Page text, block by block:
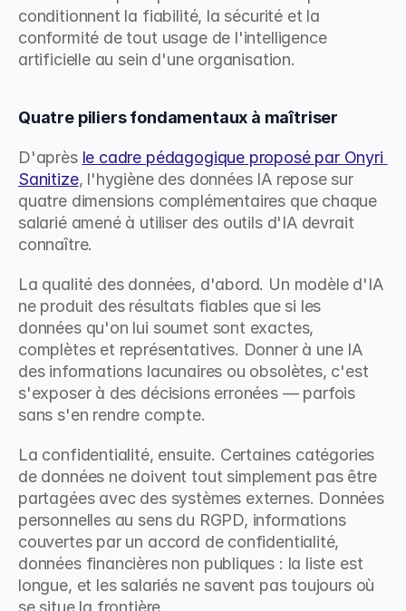
conditionnent la fiabilité, la sécurité et la
conformité de tout usage de l'intelligence
artificielle au sein d'une organisation.
Quatre piliers fondamentaux à maîtriser
D'après le cadre pédagogique proposé par Onyri
Sanitize, l'hygiène des données IA repose sur
quatre dimensions complémentaires que chaque
salarié amené à utiliser des outils d'IA devrait
connaître.
La qualité des données, d'abord. Un modèle d'IA
ne produit des résultats fiables que si les
données qu'on lui soumet sont exactes,
complètes et représentatives. Donner à une IA
des informations lacunaires ou obsolètes, c'est
s'exposer à des décisions erronées — parfois
sans s'en rendre compte.
La confidentialité, ensuite. Certaines catégories
de données ne doivent tout simplement pas être
partagées avec des systèmes externes. Données
personnelles au sens du RGPD, informations
couvertes par un accord de confidentialité,
données financières non publiques : la liste est
longue, et les salariés ne savent pas toujours où
se situe la frontière.